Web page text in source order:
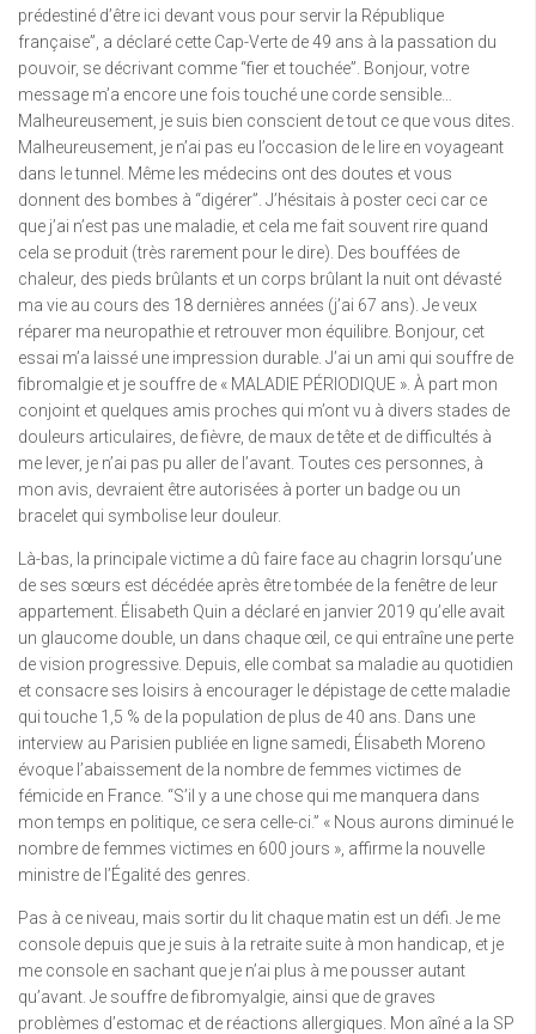
prédestiné d’être ici devant vous pour servir la République
française”, a déclaré cette Cap-Verte de 49 ans à la passation du
pouvoir, se décrivant comme “fier et touchée”. Bonjour, votre
message m’a encore une fois touché une corde sensible…
Malheureusement, je suis bien conscient de tout ce que vous dites.
Malheureusement, je n’ai pas eu l’occasion de le lire en voyageant
dans le tunnel. Même les médecins ont des doutes et vous
donnent des bombes à “digérer”. J’hésitais à poster ceci car ce
que j’ai n’est pas une maladie, et cela me fait souvent rire quand
cela se produit (très rarement pour le dire). Des bouffées de
chaleur, des pieds brûlants et un corps brûlant la nuit ont dévasté
ma vie au cours des 18 dernières années (j’ai 67 ans). Je veux
réparer ma neuropathie et retrouver mon équilibre. Bonjour, cet
essai m’a laissé une impression durable. J’ai un ami qui souffre de
fibromalgie et je souffre de « MALADIE PÉRIODIQUE ». À part mon
conjoint et quelques amis proches qui m’ont vu à divers stades de
douleurs articulaires, de fièvre, de maux de tête et de difficultés à
me lever, je n’ai pas pu aller de l’avant. Toutes ces personnes, à
mon avis, devraient être autorisées à porter un badge ou un
bracelet qui symbolise leur douleur.
Là-bas, la principale victime a dû faire face au chagrin lorsqu’une
de ses sœurs est décédée après être tombée de la fenêtre de leur
appartement. Élisabeth Quin a déclaré en janvier 2019 qu’elle avait
un glaucome double, un dans chaque œil, ce qui entraîne une perte
de vision progressive. Depuis, elle combat sa maladie au quotidien
et consacre ses loisirs à encourager le dépistage de cette maladie
qui touche 1,5 % de la population de plus de 40 ans. Dans une
interview au Parisien publiée en ligne samedi, Élisabeth Moreno
évoque l’abaissement de la nombre de femmes victimes de
fémicide en France. “S’il y a une chose qui me manquera dans
mon temps en politique, ce sera celle-ci.” « Nous aurons diminué le
nombre de femmes victimes en 600 jours », affirme la nouvelle
ministre de l’Égalité des genres.
Pas à ce niveau, mais sortir du lit chaque matin est un défi. Je me
console depuis que je suis à la retraite suite à mon handicap, et je
me console en sachant que je n’ai plus à me pousser autant
qu’avant. Je souffre de fibromyalgie, ainsi que de graves
problèmes d’estomac et de réactions allergiques. Mon aîné a la SP